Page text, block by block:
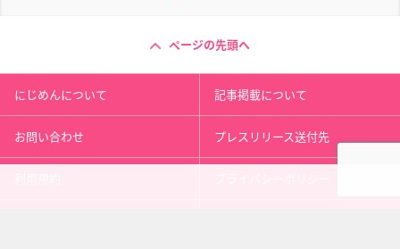
ページの先頭へ
にじめんについて 記事掲載について
お問い合わせ プレスリリース送付先